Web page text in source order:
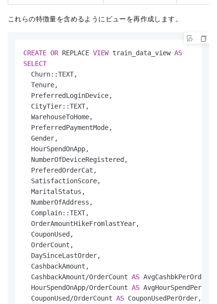
これらの特徴量を含めるようにビューを再作成します。
CREATE OR REPLACE VIEW train_data_view AS
SELECT
  Churn::TEXT,
  Tenure,
  PreferredLoginDevice,
  CityTier::TEXT,
  WarehouseToHome,
  PreferredPaymentMode,
  Gender,
  HourSpendOnApp,
  NumberOfDeviceRegistered,
  PreferedOrderCat,
  SatisfactionScore,
  MaritalStatus,
  NumberOfAddress,
  Complain::TEXT,
  OrderAmountHikeFromlastYear,
  CouponUsed,
  OrderCount,
  DaySinceLastOrder,
  CashbackAmount,
  CashbackAmount
/OrderCount AS AvgCashbkPerOrder,
  HourSpendOnApp
/OrderCount AS
  CouponUsed
/OrderCount AS CouponUsedPerOrder,